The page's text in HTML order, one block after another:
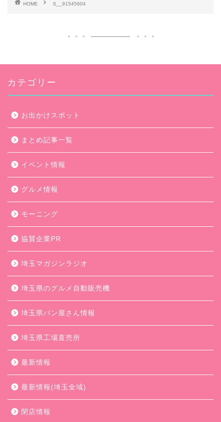
HOME S__91545604
カテゴリー
お出かけスポット
まとめ記事一覧
イベント情報
グルメ情報
モーニング
協賛企業PR
埼玉マガジンラジオ
埼玉県のグルメ自動販売機
埼玉県パン屋さん情報
埼玉県工場直売所
最新情報
最新情報(埼玉全域)
閉店情報